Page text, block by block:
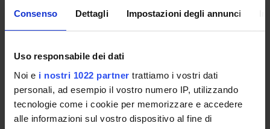
Consenso Dettagli Impostazioni degli annunci
Uso responsabile dei dati
Noi e i nostri 1022 partner trattiamo i vostri dati
personali, ad esempio il vostro numero IP, utilizzando
tecnologie come i cookie per memorizzare e accedere
alle informazioni sul vostro dispositivo al fine di
ORGANIZZAZIONE
GOVERNANCE
COMMISSIONI